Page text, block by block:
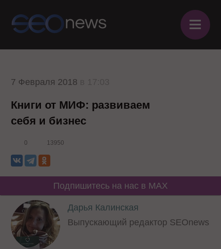
≡
7 Февраля 2018
Книги от МИФ: развиваем
себя и бизнес
0 13950
Подпишитесь на нас в MAX
Дарья Калинская
Выпускающий редактор SEOnews